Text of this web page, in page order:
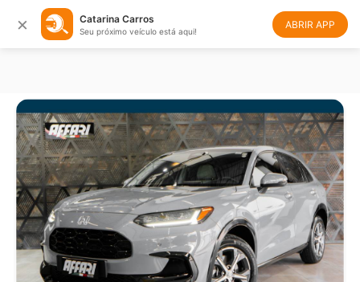
× Catarina Carros
Seu próximo veículo está aqui!
ABRIR APP
Ordenar